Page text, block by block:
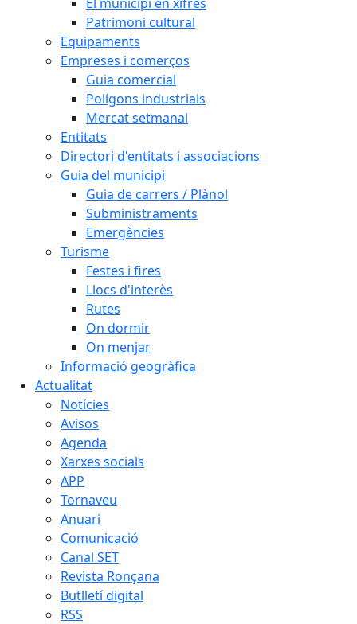
Patrimoni cultural
Equipaments
Empreses i comerços
Guia comercial
Polígons industrials
Mercat setmanal
Entitats
Directori d'entitats i associacions
Guia del municipi
Guia de carrers / Plànol
Subministraments
Emergències
Turisme
Festes i fires
Llocs d'interès
Rutes
On dormir
On menjar
Informació geogràfica
Actualitat
Notícies
Avisos
Agenda
Xarxes socials
APP
Tornaveu
Anuari
Comunicació
Canal SET
Revista Ronçana
Butlletí digital
RSS